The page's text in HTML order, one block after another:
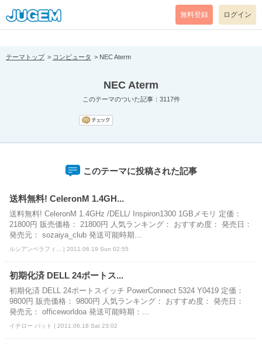
[pear_error: message="Success" code=0 mode=return level=notice
prefix="" info=""]
無料登録 ログイン
テーマトップ コンピュータ NEC Aterm
NEC Aterm
このテーマのついた記事：3117件
このテーマに投稿された記事
送料無料! CeleronM 1.4GH...
送料無料! CeleronM 1.4GHz /DELL/ Inspiron1300 1GBメモリ 定価：
21800円 販売価格： 21800円 人気ランキング： おすすめ度： 発売日：
発売元： sozaiya_club 発送可能時期...
ルシアンペラフィ... | 2011.06.19 Sun 02:55
初期化済 DELL 24ポートス...
初期化済 DELL 24ポートスイッチ PowerConnect 5324 Y0419 定価：
9800円 販売価格： 9800円 人気ランキング： おすすめ度： 発売日：
発売元： officeworldoa 発送可能時期：...
イチロー バット | 2011.06.18 Sat 23:02